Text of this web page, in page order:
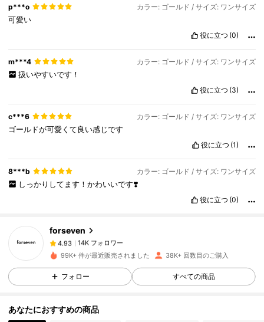
p***o
カラー: ゴールド / サイズ: ワンサイズ
可愛い
役に立つ (0)
m***4 カラー: ゴールド / サイズ: ワンサイズ
扱いやすいです！
役に立つ (3)
c***6 カラー: ゴールド / サイズ: ワンサイズ
ゴールドが可愛くて良い感じです
役に立つ (1)
8***b カラー: ゴールド / サイズ: ワンサイズ
しっかりしてます！かわいいです❣️
役に立つ (0)
forseven
4.93
4.93 14K フォロワー
k***9 は1日前に購入しました
4.93 14K フォロワー
4.93 14K フォロワー
99K+ 件が最近販売されました 38K+ 回数目のご購入
フォロー すべての商品
あなたにおすすめの商品